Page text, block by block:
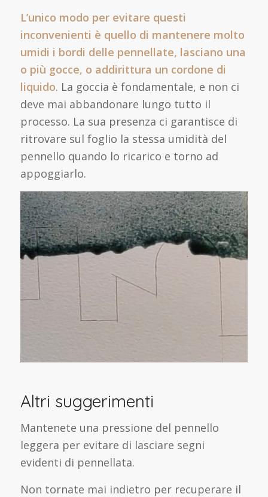
L’unico modo per evitare questi
inconvenienti è quello di mantenere molto
umidi i bordi delle pennellate, lasciano una
o più gocce, o addirittura un cordone di
liquido. La goccia è fondamentale, e non ci
deve mai abbandonare lungo tutto il
processo. La sua presenza ci garantisce di
ritrovare sul foglio la stessa umidità del
pennello quando lo ricarico e torno ad
appoggiarlo.
Altri suggerimenti
Mantenete una pressione del pennello
leggera per evitare di lasciare segni
evidenti di pennellata.
Non tornate mai indietro per recuperare il